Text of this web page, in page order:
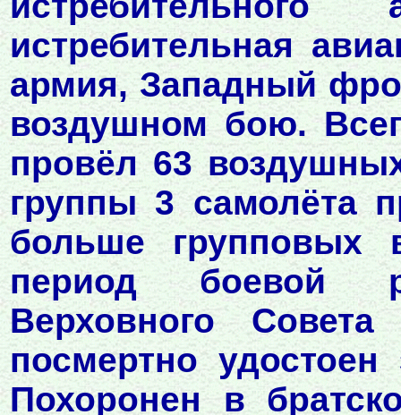
истребительная
армия, Западный
воздушном бою.
провёл 63
группы 3 самолёта
больше групповых
период боевой
Верховного
посмертно
Похоронен в